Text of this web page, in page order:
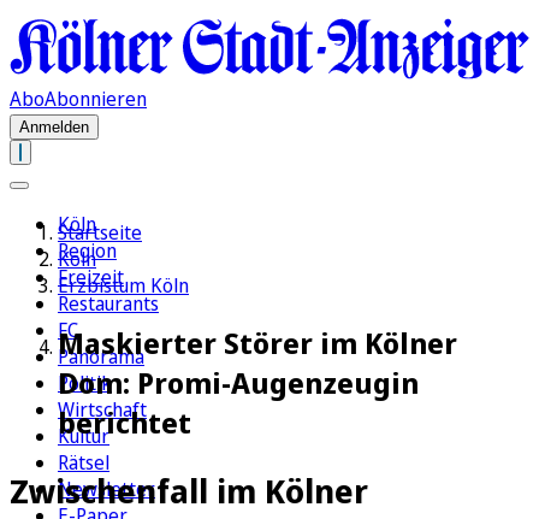
AboAbonnieren
Anmelden
Köln
Region
Freizeit
Restaurants
FC
Panorama
Politik
Wirtschaft
Kultur
Rätsel
Newsletter
Startseite
Köln
Erzbistum Köln
Maskierter Störer im Kölner
Dom: Promi-Augenzeugin
berichtet
Zwischenfall im Kölner